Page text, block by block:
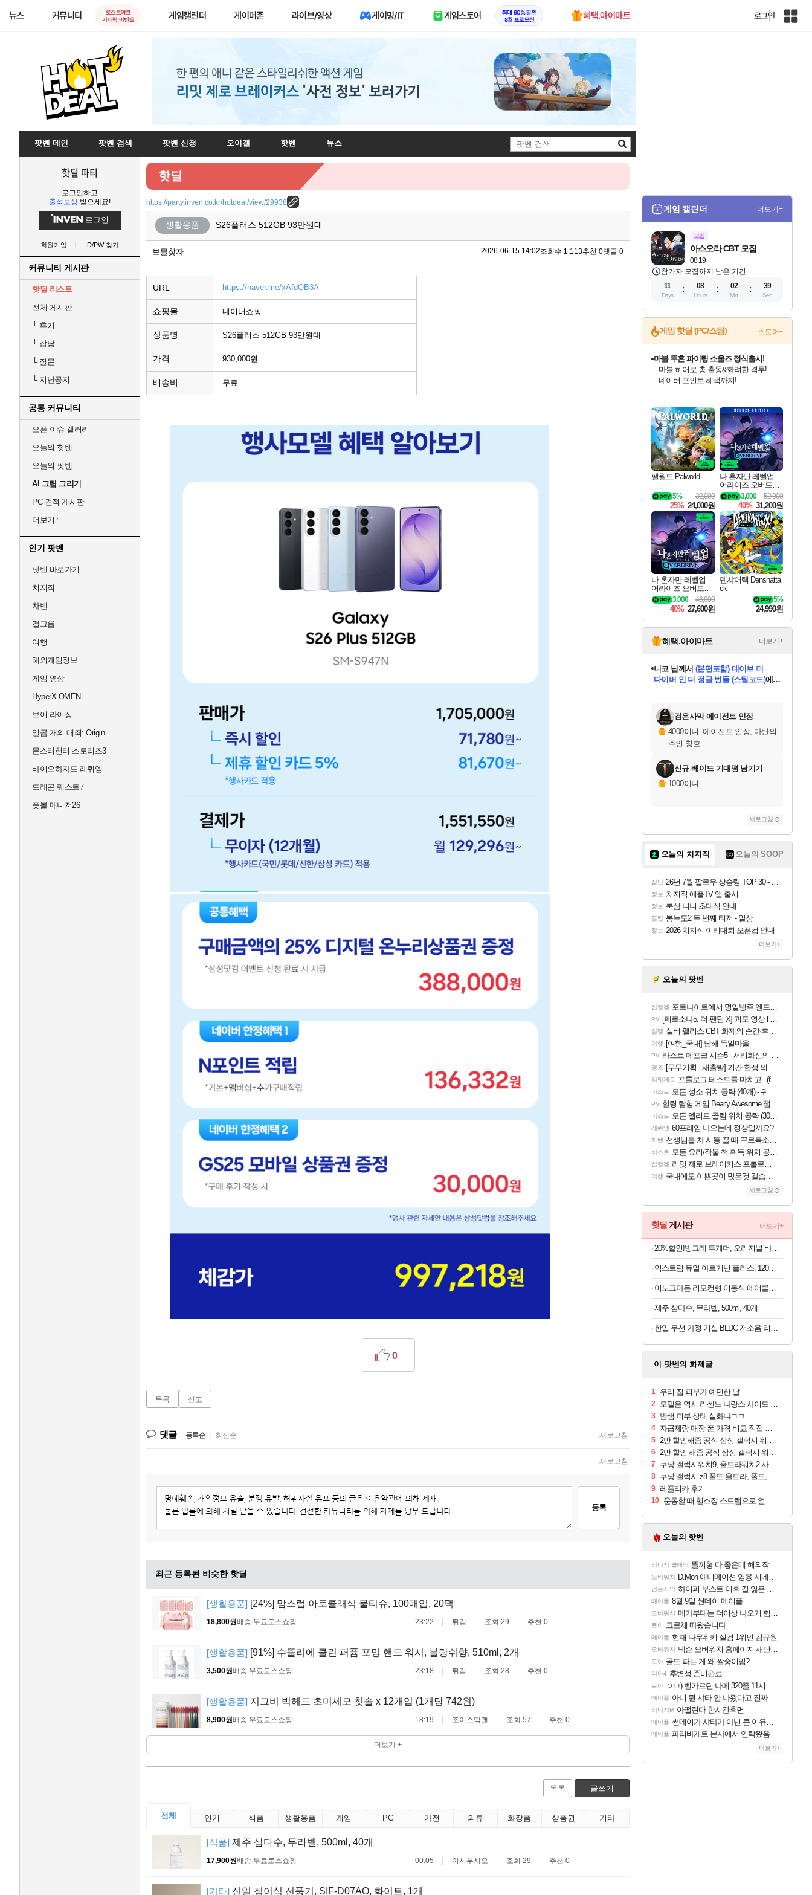
뉴스 커뮤니티
로스트아크
기대평 이벤트
게임캘린더 게이머존 라이브/영상 게이밍/IT 게임스토어
최대 90% 할인
8월 프로모션
혜택.아이마트 로그인
인
팟벤 메인 팟벤 검색 팟벤 신청 오이갤 핫벤
뉴스
검
색
핫딜 파티
로그인하고
출석보상 받으세요!
로그인
회원가입 ID/PW 찾기
커뮤니티 게시판
핫딜 리스트
전체 게시판
└후기
└잡담
└질문
└지난공지
공통 커뮤니티
오픈 이슈 갤러리
오늘의 핫벤
오늘의 팟벤
AI 그림 그리기
PC 견적 게시판
더보기
인기 팟벤
팟벤 바로가기
치지직
차벤
걸그룹
여행
해외게임정보
게임 영상
HyperX OMEN
브이 라이징
일곱 개의 대죄: Origin
몬스터헌터 스토리즈3
바이오하자드 레퀴엠
드래곤 퀘스트7
풋볼 매니저26
핫딜
https://party.inven.co.kr/hotdeal/view/29938
생활용품 S26플러스 512GB 93만원대
보물찾자 2026-06-15 14:02조회수 1,113추천 0댓글 0
URL https://naver.me/xAfdQB3A
쇼핑몰 네이버쇼핑
상품명 S26플러스 512GB 93만원대
가격 930,000원
배송비 무료
0
목록 신고
댓글 등록순 최신순 새로고침
새로고침
등록
최근 등록된 비슷한 핫딜
[생활용품] [24%] 맘스럽 아토클래식 물티슈, 100매입, 20팩
18,800원배송 무료토스쇼핑 23:22 튀김 조회 29 추천 0
[생활용품] [91%] 수뜰리에 클린 퍼퓸 포밍 핸드 워시, 블랑쉬향, 510ml, 2개
3,500원배송 무료토스쇼핑 23:18 튀김 조회 28 추천 0
[생활용품] 지그비 빅헤드 초미세모 칫솔 x 12개입 (1개당 742원)
8,900원배송 무료토스쇼핑 18:19 조이스틱맨 조회 57 추천 0
더보기 +
목록 글쓰기
전체 인기 식품 생활용품 게임 PC 가전 의류 화장품 상품권 기타
[식품] 제주 삼다수, 무라벨, 500ml, 40개
17,900원배송 무료토스쇼핑 00:05 이시루시오 조회 29 추천 0
[기타] 신일 접이식 선풍기, SIF-D07AO, 화이트, 1개
게임 캘린더 더보기+
모집
08.19
아스오라 CBT 모집
참가자 모집까지 남은 기간
11
Days
08
Hours
02
Min
38
Sec
게임 핫딜 (PC/스팀) 스토어+
최대 90% 할인가를 만나보세요!
네이버혜택과 함께 만나보세요!
50%할인&추가 적립까지!
마블 투혼 파이팅 소울즈 정식출시!
마블 히어로 총 출동&화려한 격투!
네이버 포인트 혜택까지!
이니&베니 혜택까지!
네이버 혜택가와 함께 예약하세요!
할인&네이버혜택으로 만나보세요!
네이버페이 혜택과 만나보세요!
40주년 프로모션으로 만나보세요!
할인가에 만나보세요!
일부 에디션 상시 할인!
혜택으로 예약 판매 중
편안하게 충전하세요
팰월드 Palworld
32,000
5%
25% 24,000원
나 혼자만 레벨업
어라이즈 오버드라
이브 디럭스 에디션
Solo Leveling Arise
Overdrive Deluxe Edi
tion
52,000
3,000
40% 31,200원
나 혼자만 레벨업
어라이즈 오버드라
이브 Solo Leveling A
rise
46,000
3,000
40% 27,600원
덴샤어택 Denshatta
ck
5%
24,990원
혜택.아이마트 더보기+
교환.
당첨되셨습니다.
니코님께서 (본편포함) 데이브 더
다이버 인 더 정글 번들 (스팀코드)에
당첨되셨습니다.
당첨되셨습니다.
당첨되셨습니다.
당첨되셨습니다.
당첨되셨습니다.
에디션 (스팀코드)를 교환.
당첨되셨습니다.
검은사막 에이전트 인장
4000이니 ·에이전트 인장, 마탄의
주인 칭호
신규 레이드 기대평 남기기
1000이니
새로고침
오늘의 치지직 오늘의 SOOP
잡담 26년 7월 팔로우 상승량 TOP 30 - 월간 치지직
정보 치지직 애플TV 앱 출시
정보 룩삼 니니 초대석 안내
클립 봉누도2 두 번째 티저 - 일상
정보 2026 치지직 이리대회 오픈컵 안내
더보기+
오늘의 팟벤
섭컬겜 포트나이트에서 명일방주 엔드필드 [펠리카] 판매 예정
PV [페르소나5: 더 팬텀 X] 괴도 영상 l 타카마키 안·댄싱 스타
실팰 실버 팰리스 CBT 화제의 순간·후기 모음
여행 [여행_국내] 남해 독일마을
PV 라스트 에포크 시즌5 - 서리화신의 분노 티저
명조 [무무기획 · 새출발] 기간 한정 의뢰 이벤트
리밋제로 프롤로그 테스트를 마치고.. (feat. 리아)
비스트 모든 성소 위치 공략 (40개) - 귀환한 영혼 도전과제
PV 힐링 탐험 게임 Bearly Awesome 챕터 1 트레일러
비스트 모든 엘리트 골렘 위치 공략 (30개) - 방랑 결투가
레퀴엠 60프레임 나오는데 정상일까요?
차벤 선생님들 차 시동 끌 때 꾸르륵소리나는데
비스트 모든 요리/작물 책 획득 위치 공략 (36개) - 미식가 도전과제
섭컬겜 리밋 제로 브레이커스 프롤로그 테스트 후기 영상 업로드
여행 국내에도 이쁜곳이 많은것 같습니다
새로고침
핫딜 게시판 더보기+
20%할인!빙그레 투게더, 오리지널 바닐라, 270ml, 8개
익스트림 듀얼 아르기닌 플러스, 120정, 1개
이노크아든 리모컨형 이동식 에어쿨러 IA-L11, 1개
제주 삼다수, 무라벨, 500ml, 40개
한일 무선 가정 거실 BLDC 저소음 리모컨 듀오에어 써큘레이터
이 팟벤의 화제글
1 우리 집 피부가 예민한 날
2 모델은 역시 리센느 나랑스 사이드 1.25L 1박스
3 밤샘 피부 상태 실화냐ㅋㅋ
4 자급제랑 매장 폰 가격 비교 직접 안가도 되네요
5 2만 할인해줌 공식 삼성 갤럭시 워치9 크림, 40mm, 블루투스
6 2만 할인 해줌 공식 삼성 갤럭시 워치9 실버, 44mm, 블루투스
7 쿠팡 갤럭시워치9, 울트라워치2 사전구매 혜택 받아보세요
8 쿠팡 갤럭시 z8 폴드 울트라, 폴드, 플립 사전예약
9 레플리카 후기
10 운동할 때 헬스장 스트랩으로 얼굴 만졌다가 볼 뒤집어짐
오늘의 핫벤
리니지 클래식 똘끼형 다 좋은데 해외작업장 도와주는 짓은 좀 아니지않냐?
오버워치 D.Mon 애니메이션 영웅 시네마틱
검은사막 하이퍼 부스트 이후 길 잃은 뉴비분들!
메이플 8월 9일 썬데이 메이플
오버워치 메가부대는 더이상 나오기 힘들것 같다는 생각임
로아 크로체 따왔습니다
메이플 현재 나무위키 실검 1위인 김규원
오버워치 넥슨 오버워치 홈페이지 새단장!!
로아 골드 파는 게 왜 쌀숭이임?
디아4 후변성 준비완료...
로아 ㅇㅂ) 벨가르딘 나메 320줄 11시 유기 택틱 소개
메이플 아니 뭔 샤타 안 나왔다고 진짜 화내는 사람도 있네
리니지M 아떨린다 한시간후면
메이플 썬데이가 샤타가 아닌 큰 이유는 경매장 불안정때문일듯
메이플 파리바게트 본사에서 연락왔음
더보기+